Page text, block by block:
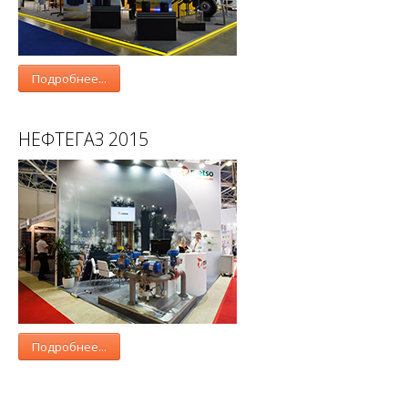
Подробнее...
НЕФТЕГАЗ 2015
Подробнее...